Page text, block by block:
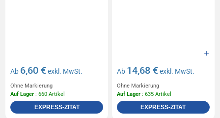
Ab 6,60 €exkl. MwSt.
Ohne Markierung
Auf Lager : 660 Artikel
EXPRESS-ZITAT
Ab 14,68 €exkl. MwSt.
Ohne Markierung
Auf Lager : 635 Artikel
EXPRESS-ZITAT